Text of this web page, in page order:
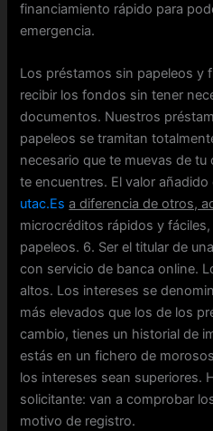
financiamiento rápido para
emergencia.
Los préstamos sin papeleos y
recibir los fondos sin tener
documentos. Nuestros
papeleos se tramitan
necesario que te muevas de
te encuentres. El valor
utac.Es a diferencia de otros,
microcréditos rápidos y
papeleos. 6. Ser el titular de
con servicio de banca online.
altos. Los intereses se
más elevados que los de los
cambio, tienes un historial de
estás en un fichero de
los intereses sean superiores.
solicitante: van a comprobar
motivo de registro.